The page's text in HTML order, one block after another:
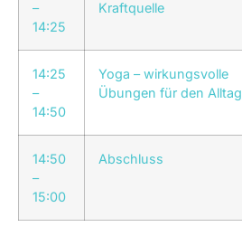
–
14:25
Kraftquelle
14:25
–
14:50
Yoga – wirkungsvolle
Übungen für den Alltag
14:50
–
15:00
Abschluss